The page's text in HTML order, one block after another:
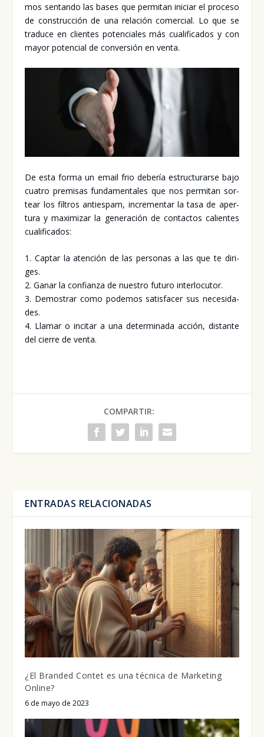
mos sen­tan­do las bases que per­mi­tan ini­ciar el pro­ce­so
de cons­truc­ción de una rela­ción comer­cial. Lo que se
tra­du­ce en clien­tes poten­cia­les más cua­li­fi­ca­dos y con
mayor poten­cial de con­ver­sión en ven­ta.
De esta for­ma un email frio debe­ría estruc­tu­rar­se bajo
cua­tro pre­mi­sas fun­da­men­ta­les que nos per­mi­tan sor­
tear los fil­tros anti­es­pam, incre­men­tar la tasa de aper­
tu­ra y maxi­mi­zar la gene­ra­ción de con­tac­tos calien­tes
cua­li­fi­ca­dos:
1. Cap­tar la aten­ción de las per­so­nas a las que te diri­
ges.
2. Ganar la con­fian­za de nues­tro futu­ro inter­lo­cu­tor.
3. Demos­trar como pode­mos satis­fa­cer sus nece­si­da­
des.
4. Lla­mar o inci­tar a una deter­mi­na­da acción, dis­tan­te
del cie­rre de ven­ta.
COMPARTIR:
ENTRADAS RELACIONADAS
¿El Branded Contet es una técnica de Marketing
Online?
6 de mayo de 2023